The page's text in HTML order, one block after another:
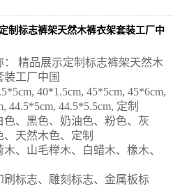
制标志裤架天然木裤衣架套装工厂中
： 精品展示定制标志裤架天然木
装工厂中国
40*1.5cm, 45*5cm, 45*6cm,
44.5*5cm, 44.5*5.5cm, 定制
色、黑色、奶油色、粉色、灰
、天然木色、定制
木、山毛榉木、白蜡木、橡木、
刷标志、雕刻标志、金属板标